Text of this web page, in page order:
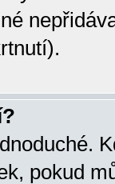
pokud